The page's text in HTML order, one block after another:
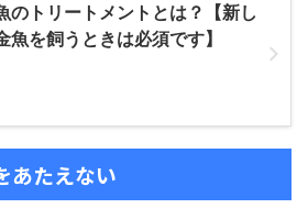
のトリートメントとは？【新し
魚を飼うときは必須です】
あたえない